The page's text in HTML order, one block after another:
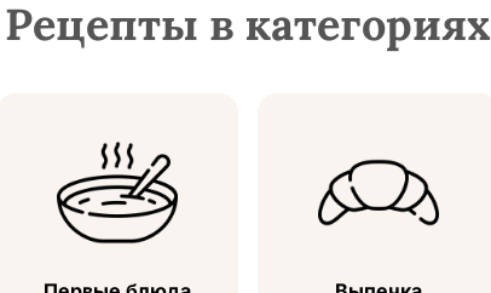
Рецепты в категориях